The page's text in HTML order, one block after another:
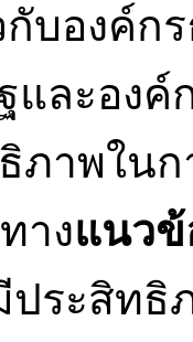
กับองค์
ละองค์
ภาพใน
างแนวข้
ประสิทธิ